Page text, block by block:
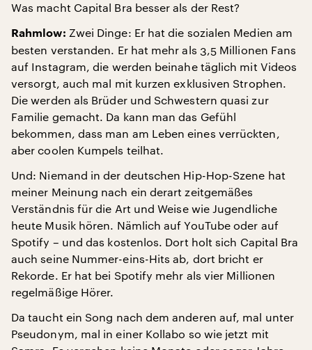
Was macht Capital Bra besser als der Rest?
Rahmlow: Zwei Dinge: Er hat die sozialen Medien am
besten verstanden. Er hat mehr als 3,5 Millionen Fans
auf Instagram, die werden beinahe täglich mit Videos
versorgt, auch mal mit kurzen exklusiven Strophen.
Die werden als Brüder und Schwestern quasi zur
Familie gemacht. Da kann man das Gefühl
bekommen, dass man am Leben eines verrückten,
aber coolen Kumpels teilhat.
Und: Niemand in der deutschen Hip-Hop-Szene hat
meiner Meinung nach ein derart zeitgemäßes
Verständnis für die Art und Weise wie Jugendliche
heute Musik hören. Nämlich auf YouTube oder auf
Spotify – und das kostenlos. Dort holt sich Capital Bra
auch seine Nummer-eins-Hits ab, dort bricht er
Rekorde. Er hat bei Spotify mehr als vier Millionen
regelmäßige Hörer.
Da taucht ein Song nach dem anderen auf, mal unter
Pseudonym, mal in einer Kollabo so wie jetzt mit